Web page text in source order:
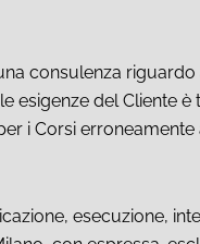
consulenza
esigenze del Cliente
i Corsi
esecuzione,